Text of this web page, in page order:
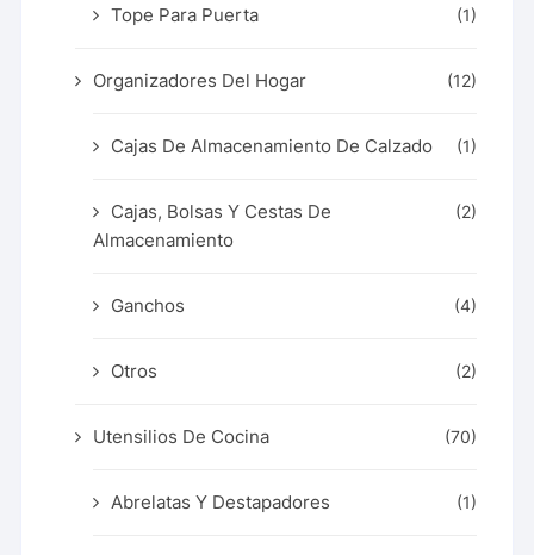
Tope Para Puerta (1)
Organizadores Del Hogar (12)
Cajas De Almacenamiento De Calzado (1)
Cajas, Bolsas Y Cestas De
Almacenamiento
(2)
Ganchos (4)
Otros (2)
Utensilios De Cocina (70)
Abrelatas Y Destapadores (1)